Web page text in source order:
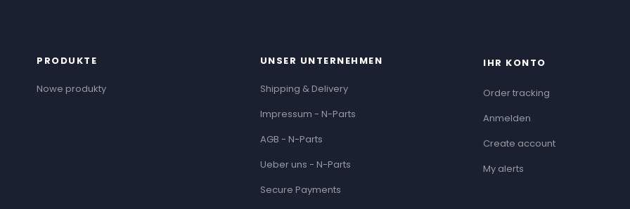
PRODUKTE
Nowe produkty
UNSER UNTERNEHMEN
Shipping & Delivery
Impressum - N-Parts
AGB - N-Parts
Ueber uns - N-Parts
Secure Payments
IHR KONTO
Order tracking
Anmelden
Create account
My alerts